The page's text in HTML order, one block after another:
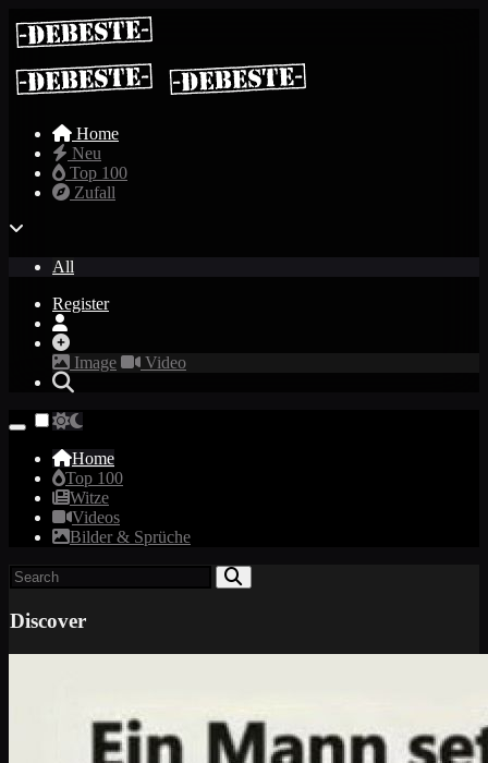
Home
Neu
Top 100
Zufall
All
Register
Image Video
Home
Top 100
Witze
Videos
Bilder & Sprüche
Discover